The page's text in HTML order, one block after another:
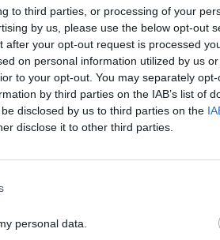
to third parties, or processing of your
by us, please use the below opt-out
after your opt-out request is processed
on personal information utilized by us
to your opt-out. You may separately
by third parties on the IAB’s list of
disclosed by us to third parties on the
disclose it to other third parties.
personal data.
Dior και άλλα.
στο Instagram, όπου
φόρεμα Donna
Μπράντσο στο
1999.
Ντε Γκρες γράφει
χαρακτηριστικές
υποδύθηκε η
ταυτόχρονα